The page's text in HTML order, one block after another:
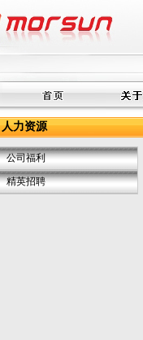
人力资源
公司福利
精英招聘